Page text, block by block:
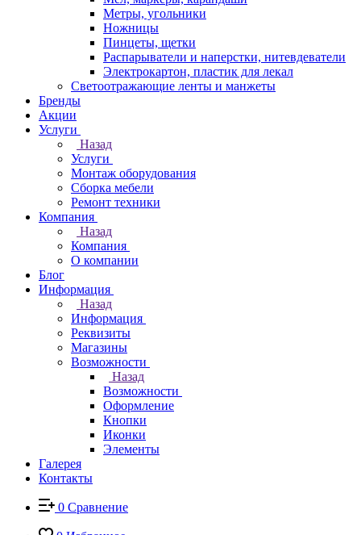
Метры, угольники
Ножницы
Пинцеты, щетки
Распарыватели и наперстки, нитевдеватели
Электрокартон, пластик для лекал
Светоотражающие ленты и манжеты
Бренды
Акции
Услуги
Назад
Услуги
Монтаж оборудования
Сборка мебели
Ремонт техники
Компания
Назад
Компания
О компании
Блог
Информация
Назад
Информация
Реквизиты
Магазины
Возможности
Назад
Возможности
Оформление
Кнопки
Иконки
Элементы
Галерея
Контакты
0 Сравнение